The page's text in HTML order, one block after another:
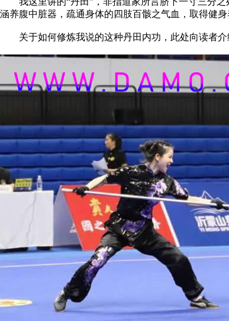
涵养腹中脏器，疏通身体的四肢百骸之气血，取得健身
关于如何修炼我说的这种丹田内功，此处向读者介